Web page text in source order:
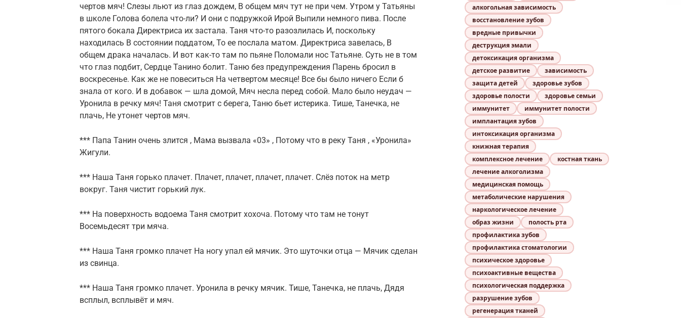
чертов мяч! Слезы льют из глаз дождем, В общем мяч тут не при чем. Утром у Татьяны
в школе Голова болела что-ли? И они с подружкой Ирой Выпили немного пива. После
пятого бокала Директриса их застала. Таня что-то разозлилась И, поскольку
находилась В состоянии поддатом, То ее послала матом. Директриса завелась, В
общем драка началась. И вот как-то там по пьяне Поломали нос Татьяне. Суть не в том
что глаз подбит, Сердце Танино болит. Таню без предупреждения Парень бросил в
воскресенье. Как же не повеситься На четвертом месяце! Все бы было ничего Если б
знала от кого. И в добавок — шла домой, Мяч несла перед собой. Мало было неудач —
Уронила в речку мяч! Таня смотрит с берега, Таню бьет истерика. Тише, Танечка, не
плачь, Не утонет чертов мяч.
*** Папа Танин очень злится , Мама вызвала «03» , Потому что в реку Таня , «Уронила»
Жигули.
*** Наша Таня горько плачет. Плачет, плачет, плачет, плачет. Слёз поток на метр
вокруг. Таня чистит горький лук.
*** На поверхность водоема Таня смотрит хохоча. Потому что там не тонут
Восемьдесят три мяча.
*** Наша Таня громко плачет На ногу упал ей мячик. Это шуточки отца — Мячик сделан
из свинца.
*** Наша Таня громко плачет. Уронила в речку мячик. Тише, Танечка, не плачь, Дядя
всплыл, всплывёт и мяч.
алкогольная зависимость
восстановление зубов
вредные привычки
деструкция эмали
детоксикация организма
детское развитие
зависимость
защита детей
здоровье зубов
здоровье полости
здоровье семьи
иммунитет
иммунитет полости
имплантация зубов
интоксикация организма
книжная терапия
комплексное лечение
костная ткань
лечение алкоголизма
медицинская помощь
метаболические нарушения
наркологическое лечение
образ жизни
полость рта
профилактика зубов
профилактика стоматологии
психическое здоровье
психоактивные вещества
психологическая поддержка
разрушение зубов
регенерация тканей